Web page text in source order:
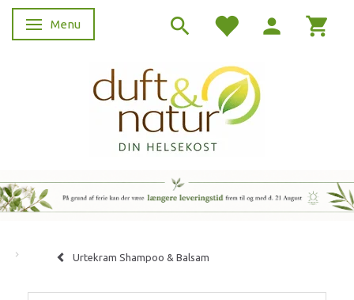
Skifte navigation
Menu
Urtekram Shampoo & Balsam